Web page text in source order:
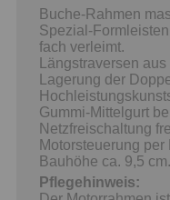
Buche-Rahmen
Spezial-
fach verleimt.
Längstraversen
Lagerung der
Gummi-Mittelgurt
Netzfreischaltung
Motorsteuerung per
Bauhöhe ca. 9,5 cm.
Pflegehinweis: